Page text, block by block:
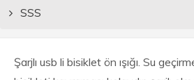
SSS
Şarjlı usb li bisiklet ön ışığı. Su